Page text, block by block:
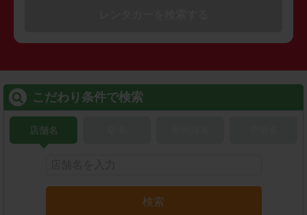
こだわり条件で検索
店舗名
検索